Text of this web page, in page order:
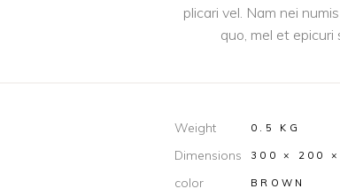
plicari vel. Nam nei
quo, mel et epicuri
Weight 0.5 KG
Dimensions 300 × 200 ×
color BROWN